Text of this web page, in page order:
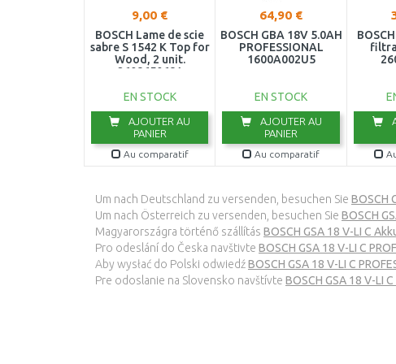
9,00 €
BOSCH Lame de scie
sabre S 1542 K Top for
Wood, 2 unit.
2608650681
EN STOCK
AJOUTER AU
PANIER
Au comparatif
64,90 €
BOSCH GBA 18V 5.0AH
PROFESSIONAL
1600A002U5
EN STOCK
AJOUTER AU
PANIER
Au comparatif
Um nach Deutschland zu versenden, besuchen Sie BOSCH
Um nach Österreich zu versenden, besuchen Sie BOSCH
Magyarországra történő szállítás BOSCH GSA 18 V-LI C
Pro odeslání do Česka navštivte BOSCH GSA 18 V-LI C
Aby wysłać do Polski odwiedźBOSCH GSA 18 V-LI C
Pre odoslanie na Slovensko navštívte BOSCH GSA 18 V-LI